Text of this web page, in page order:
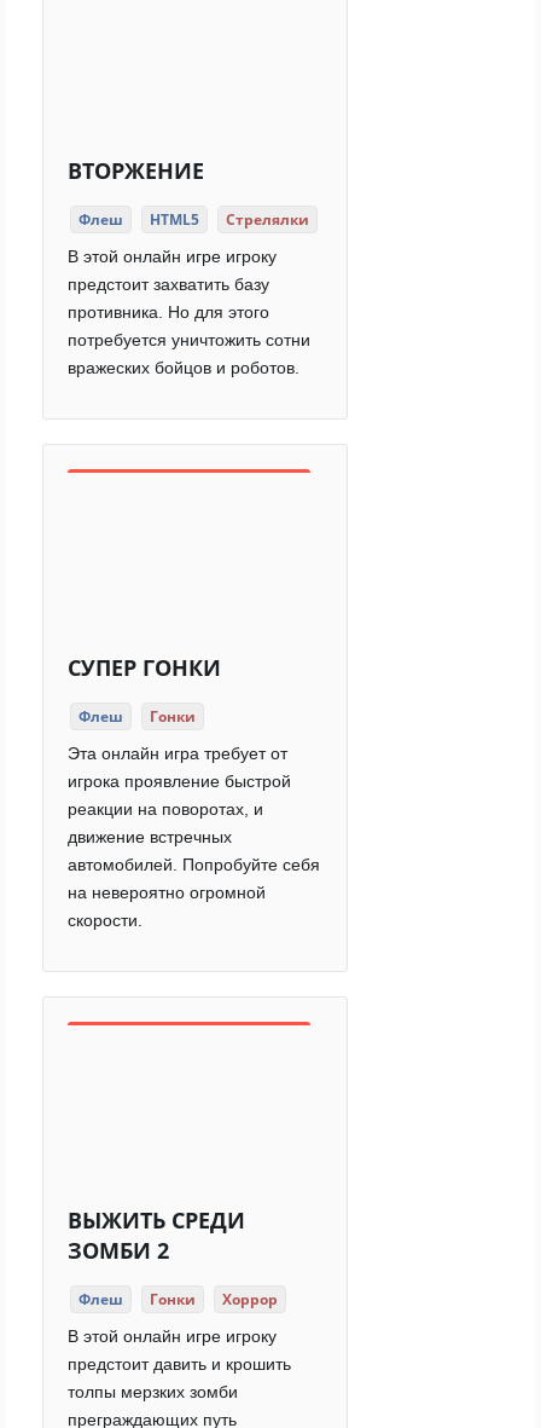
ВТОРЖЕНИЕ
Флеш HTML5 Стрелялки
В этой онлайн игре игроку
предстоит захватить базу
противника. Но для этого
потребуется уничтожить сотни
вражеских бойцов и роботов.
СУПЕР ГОНКИ
Флеш Гонки
Эта онлайн игра требует от
игрока проявление быстрой
реакции на поворотах, и
движение встречных
автомобилей. Попробуйте себя
на невероятно огромной
скорости.
ВЫЖИТЬ СРЕДИ
ЗОМБИ 2
Флеш Гонки Хоррор
В этой онлайн игре игроку
предстоит давить и крошить
толпы мерзких зомби
преграждающих путь